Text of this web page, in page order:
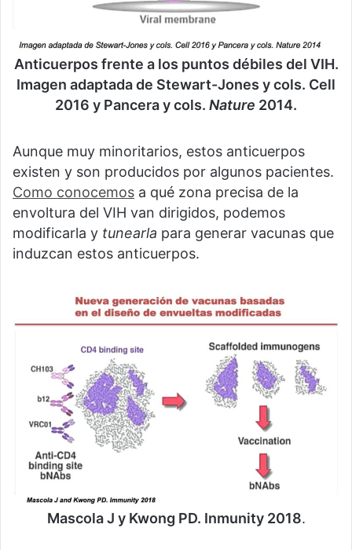
Anticuerpos frente a los puntos débiles del VIH.
Imagen adaptada de Stewart-Jones y cols. Cell
2016 y Pancera y cols. Nature 2014.
Aunque muy minoritarios, estos anticuerpos
existen y son producidos por algunos pacientes.
Como conocemos a qué zona precisa de la
envoltura del VIH van dirigidos, podemos
modificarla y tunearla para generar vacunas que
induzcan estos anticuerpos.
Mascola J y Kwong PD. Inmunity 2018.